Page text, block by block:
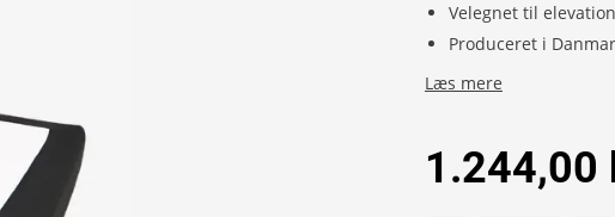
Velegnet til
Produceret i
Læs mere
1.244,00